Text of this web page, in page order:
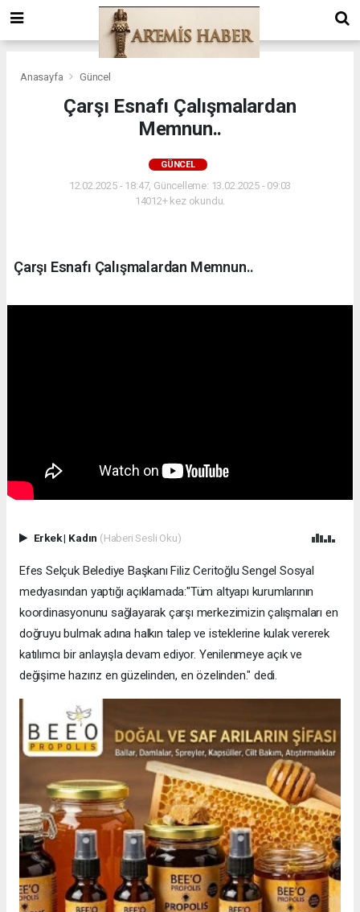
Anasayfa Güncel
Çarşı Esnafı Çalışmalardan
Memnun..
GÜNCEL
12.02.2025 - 18:47, Güncelleme: 13.02.2025 - 09:03
14012+ kez okundu.
Çarşı Esnafı Çalışmalardan Memnun..
Erkek| Kadın (Haberi Sesli Oku)
Efes Selçuk Belediye Başkanı Filiz Ceritoğlu Sengel Sosyal
medyasından yaptığı açıklamada:"Tüm altyapı kurumlarının
koordinasyonunu sağlayarak çarşı merkezimizin çalışmaları en
doğruyu bulmak adına halkın talep ve isteklerine kulak vererek
katılımcı bir anlayışla devam ediyor. Yenilenmeye açık ve
değişime hazırız en güzelinden, en özelinden." dedi.